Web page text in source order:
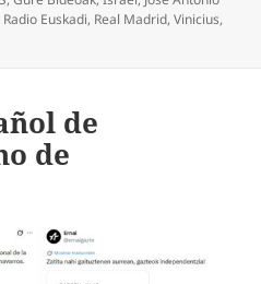
Radio Euskadi, Real Madrid,Vinicius,
de
de